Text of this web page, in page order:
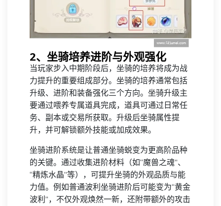
2、坐骑培养进阶与外观强化
当玩家步入中期阶段后，坐骑的培养将成为战
力提升的重要组成部分。坐骑的培养通常包括
升级、进阶和装备强化三个方向。坐骑升级主
要通过喂养专属道具完成，道具可通过日常任
务、副本或交易所获取。升级后坐骑属性提
升，并可解锁额外技能或加成效果。
坐骑进阶系统是让普通坐骑蜕变为更高阶品种
的关键。通过收集进阶材料（如“魔兽之魂”、
“精炼水晶”等），可提升坐骑的外观品质与能
力值。例如普通波利坐骑进阶后可能变为“黄金
波利”，不仅外观焕然一新，还附带额外的攻击